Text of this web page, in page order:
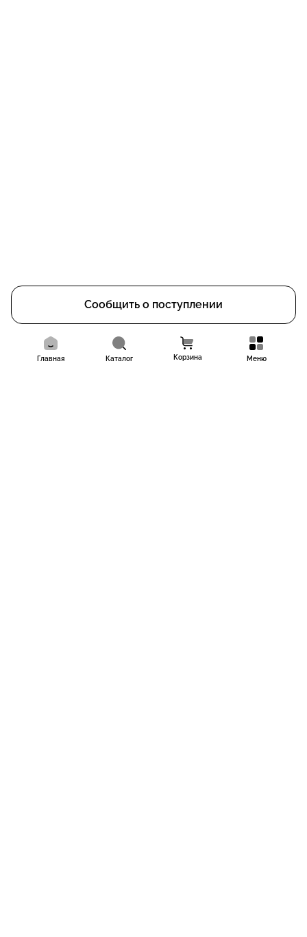
Сообщить о поступлении
Главная Каталог Корзина Меню